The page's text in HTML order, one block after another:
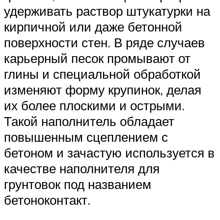
удерживать раствор штукатурки на
кирпичной или даже бетонной
поверхности стен. В ряде случаев
карьерный песок промывают от
глины и специальной обработкой
изменяют форму крупинок, делая
их более плоскими и острыми.
Такой наполнитель обладает
повышенным сцеплением с
бетоном и зачастую используется в
качестве наполнителя для
грунтовок под названием
бетоноконтакт.